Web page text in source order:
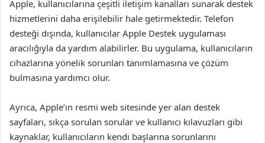
Apple, kullanıcılarına çeşitli iletişim kanalları sunarak destek
hizmetlerini daha erişilebilir hale getirmektedir. Telefon
desteği dışında, kullanıcılar Apple Destek uygulaması
aracılığıyla da yardım alabilirler. Bu uygulama, kullanıcıların
cihazlarına yönelik sorunları tanımlamasına ve çözüm
bulmasına yardımcı olur.
Ayrıca, Apple’ın resmi web sitesinde yer alan destek
sayfaları, sıkça sorulan sorular ve kullanıcı kılavuzları gibi
kaynaklar, kullanıcıların kendi başlarına sorunlarını